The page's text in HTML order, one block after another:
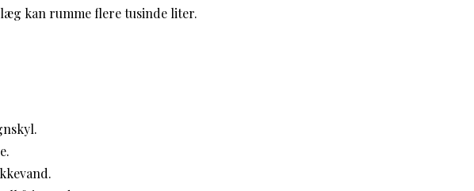
kan rumme flere tusinde liter.